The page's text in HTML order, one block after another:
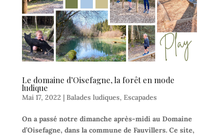
Le domaine d’Oisefagne, la forêt en mode
ludique
Mai 17, 2022 | Balades ludiques, Escapades
On a passé notre dimanche après-midi au Domaine
d’Oisefagne, dans la commune de Fauvillers. Ce site,